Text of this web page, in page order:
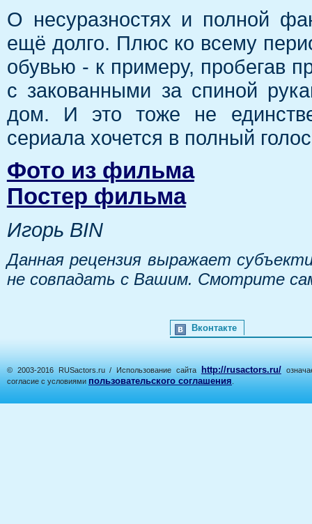
О несуразностях и полной
ещё долго. Плюс ко всему
обувью - к примеру, пробегав
с закованными за спиной
дом. И это тоже не
сериала хочется в полный
Фото из фильма
Постер фильма
Игорь BIN
Данная рецензия выражает
не совпадать с Вашим. Смотрите
Вконтакте
© 2003-2016 RUSactors.ru / Использование сайта http://rusactors.ru/
согласие с условиями пользовательского соглашения